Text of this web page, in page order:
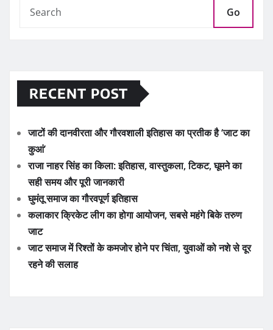
Go
RECENT POST
जाटों की दानवीरता और गौरवशाली इतिहास का प्रतीक है ‘जाट का
कुआं’
राजा नाहर सिंह का किला: इतिहास, वास्तुकला, टिकट, घूमने का
सही समय और पूरी जानकारी
घुमंतू समाज का गौरवपूर्ण इतिहास
कलाकार क्रिकेट लीग का होगा आयोजन, सबसे महंगे बिके तरुण
जाट
जाट समाज में रिश्तों के कमजोर होने पर चिंता, युवाओं को नशे से दूर
रहने की सलाह